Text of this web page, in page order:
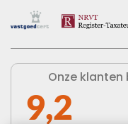
Onze
9,2